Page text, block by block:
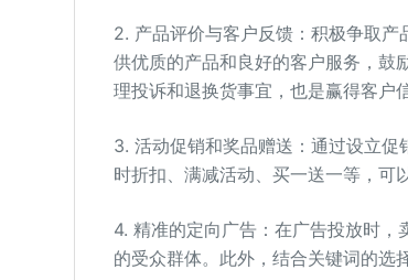
2. 产品评价与客户反馈：积极争取
供优质的产品和良好的客户服务，鼓
理投诉和退换货事宜，也是赢得客户
3. 活动促销和奖品赠送：通过设立
时折扣、满减活动、买一送一等，可
4. 精准的定向广告：在广告投放时
的受众群体。此外，结合关键词的选